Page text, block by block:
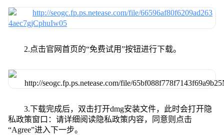
2.点击官网首页的“免费试用”按钮进行下载。
3.下载完成后，双击打开dmg安装文件，此时会打开隐
私政策窗口：请详细阅读隐私政策内容，同意则点击
“Agree”进入下一步。